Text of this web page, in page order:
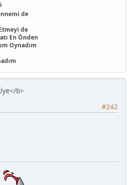
de
de
En Önden
Oynadım
b>
#242